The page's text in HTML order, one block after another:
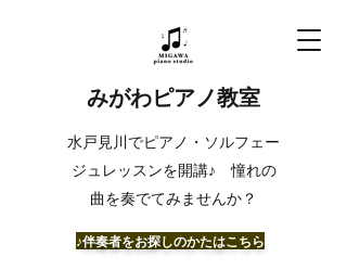
みがわピアノ教室
​水戸見川でピアノ・ソルフェー
ジュレッスンを開講♪ 憧れの
曲を奏でてみませんか？
​♪伴奏者をお探しのかたはこちら